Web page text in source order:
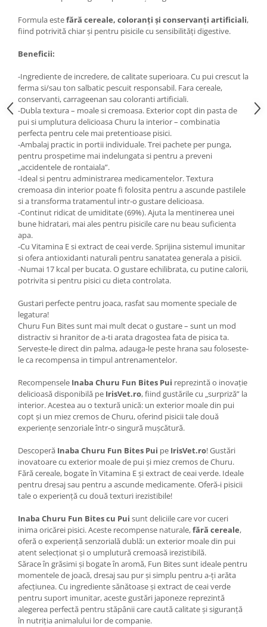
Lampi terarii
Suplimente vitamino minerale
Accesorii diverse terarii
Iazuri
Igiena Iazuri
Conditioner apa iaz
Hrana pesti iazuri
Teste apa iaz
Filtre iaz
Pompe iaz
Incalzitor Iaz
Accesorii iaz
Cai
Toaletare cai
Casti echitatie
Accesorii cai
Formula estefără cereale, coloranți și conservanți artificiali,
fiind potrivită chiar și pentru pisicile cu sensibilități digestive.
Beneficii:
-Ingrediente de incredere, de calitate superioara. Cu pui crescut la
ferma si/sau ton salbatic pescuit responsabil. Fara cereale,
conservanti, carrageenan sau coloranti artificiali.
-Dubla textura – moale si cremoasa. Exterior copt din pasta de
pui si umplutura delicioasa Churu la interior – combinatia
perfecta pentru cele mai pretentioase pisici.
-Ambalaj practic in portii individuale. Trei pachete per punga,
pentru prospetime mai indelungata si pentru a preveni
„accidentele de rontaiala”.
-Ideal si pentru administrarea medicamentelor. Textura
cremoasa din interior poate fi folosita pentru a ascunde pastilele
si a transforma tratamentul intr-o gustare delicioasa.
-Continut ridicat de umiditate (69%). Ajuta la mentinerea unei
bune hidratari, mai ales pentru pisicile care nu beau suficienta
apa.
-Cu Vitamina E si extract de ceai verde. Sprijina sistemul imunitar
si ofera antioxidanti naturali pentru sanatatea generala a pisicii.
-Numai 17 kcal per bucata. O gustare echilibrata, cu putine calorii,
potrivita si pentru pisici cu dieta controlata.
Gustari perfecte pentru joaca, rasfat sau momente speciale de
legatura!
Churu Fun Bites sunt mai mult decat o gustare – sunt un mod
distractiv si hranitor de a-ti arata dragostea fata de pisica ta.
Serveste-le direct din palma, adauga-le peste hrana sau foloseste-
le ca recompensa in timpul antrenamentelor.
Recompensele Inaba Churu Fun Bites Pui reprezintă o inovație
delicioasă disponibilă pe IrisVet.ro, fiind gustările cu „surpriză” la
interior. Acestea au o textură unică: un exterior moale din pui
copt și un miez cremos de Churu, oferind pisicii tale două
experiențe senzoriale într-o singură mușcătură.
Descoperă Inaba Churu Fun Bites Pui pe IrisVet.ro! Gustări
inovatoare cu exterior moale de pui și miez cremos de Churu.
Fără cereale, bogate în Vitamina E și extract de ceai verde. Ideale
pentru dresaj sau pentru a ascunde medicamente. Oferă-i pisicii
tale o experiență cu două texturi irezistibile!
Inaba Churu Fun Bites cu Pui sunt deliciile care vor cuceri
inima oricărei pisici. Aceste recompense naturale,fără cereale,
oferă o experiență senzorială dublă: un exterior moale din pui
atent selecționat și o umplutură cremoasă irezistibilă.
Sărace în grăsimi și bogate în aromă, Fun Bites sunt ideale pentru
momentele de joacă, dresaj sau pur și simplu pentru a-ți arăta
afecțiunea. Cu ingrediente sănătoase și extract de ceai verde
pentru suport imunitar, aceste gustări japoneze reprezintă
alegerea perfectă pentru stăpânii care caută calitate și siguranță
în nutriția animalului lor de companie.